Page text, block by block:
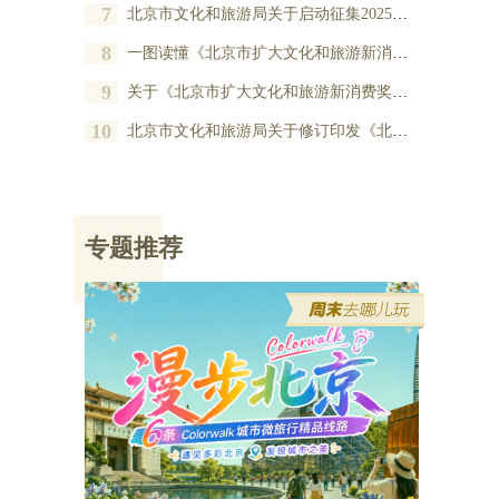
7 北京市文化和旅游局关于启动征集2025年度北京市扩大文化和旅游新消费奖励项目的公告
8 一图读懂《北京市扩大文化和旅游新消费奖励办法》
9 关于《北京市扩大文化和旅游新消费奖励办法》的政策解读
10 北京市文化和旅游局关于修订印发《北京市扩大文化和旅游新消费奖励办法》的通知
专题推荐